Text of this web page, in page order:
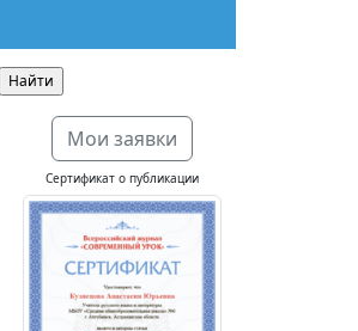
Мои заявки
Сертификат о публикации